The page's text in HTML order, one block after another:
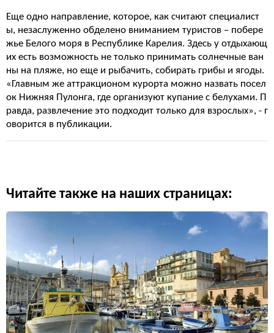
Еще одно направление, которое, как считают специалист
ы, незаслуженно обделено вниманием туристов – побере
жье Белого моря в Республике Карелия. Здесь у отдыхающ
их есть возможность не только принимать солнечные ван
ны на пляже, но еще и рыбачить, собирать грибы и ягоды.
«Главным же аттракционом курорта можно назвать посел
ок Нижняя Пулонга, где организуют купание с белухами. П
равда, развлечение это подходит только для взрослых», - г
оворится в публикации.
Читайте также на наших страницах: